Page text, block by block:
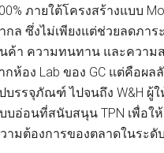
ภายใต้โครงสร้างแบบ
กล ซึ่งไม่เพียงแต่ช่วยลดภา
ค้า ความทนทาน และความ
กห้อง Lab ของ GC แต่คือผ
บรรจุภัณฑ์ ไปจนถึง W&H ผู้
บอ่อนที่สนับสนุน TPN เพื่อใ
ามต้องการของตลาดในระดั